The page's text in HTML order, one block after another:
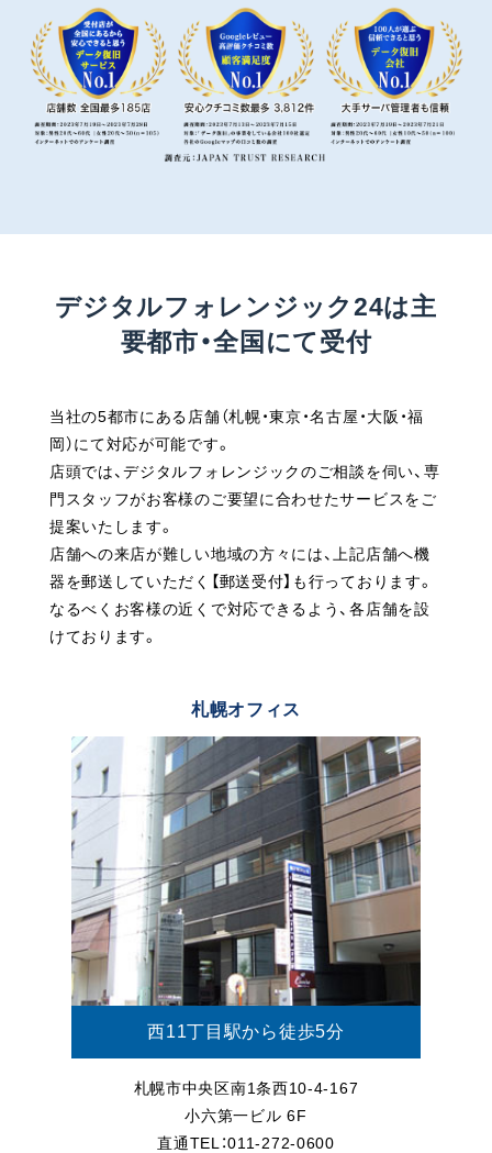
デジタルフォレンジック24は主
要都市・全国にて受付
当社の5都市にある店舗（札幌・東京・名古屋・大阪・福
岡）にて対応が可能です。
店頭では、デジタルフォレンジックのご相談を伺い、専
門スタッフがお客様のご要望に合わせたサービスをご
提案いたします。
店舗への来店が難しい地域の方々には、上記店舗へ機
器を郵送していただく【郵送受付】も行っております。
なるべくお客様の近くで対応できるよう、各店舗を設
けております。
札幌オフィス
西11丁目駅から徒歩5分
札幌市中央区南1条西10-4-167
小六第一ビル 6F
直通TEL：011-272-0600